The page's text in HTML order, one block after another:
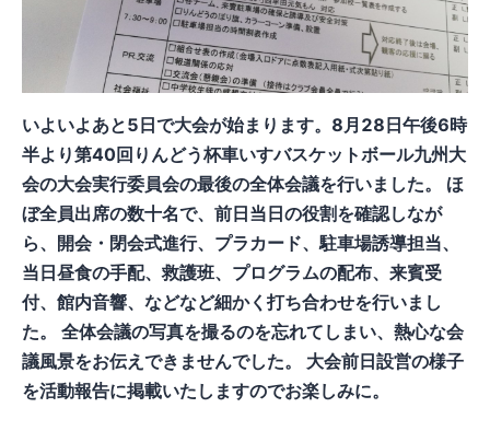
いよいよあと5日で大会が始まります。8月28日午後6時
半より第40回りんどう杯車いすバスケットボール九州大
会の大会実行委員会の最後の全体会議を行いました。 ほ
ぼ全員出席の数十名で、前日当日の役割を確認しなが
ら、開会・閉会式進行、プラカード、駐車場誘導担当、
当日昼食の手配、救護班、プログラムの配布、来賓受
付、館内音響、などなど細かく打ち合わせを行いまし
た。 全体会議の写真を撮るのを忘れてしまい、熱心な会
議風景をお伝えできませんでした。 大会前日設営の様子
を活動報告に掲載いたしますのでお楽しみに。